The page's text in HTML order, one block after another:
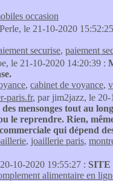
occasion
le 21-10-2020
securise, paiement
le 21-10-2020 14:20:39 :
, cabinet de voyance,
paris.fr, par jim2jazz, le
mensonges tout au
le reprendre. Rien,
qui dépend
, joaillerie paris,
10-2020 19:55:27 : SITE
alimentaire en